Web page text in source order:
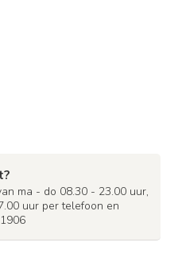
ma - do 08.30 - 23.00 uur,
uur per telefoon en